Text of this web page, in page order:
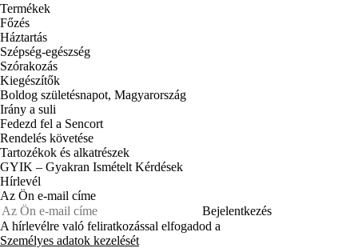
Termékek
Főzés
Háztartás
Szépség-egészség
Szórakozás
Kiegészítők
Boldog születésnapot, Magyarország
Irány a suli
Fedezd fel a Sencort
Rendelés követése
Tartozékok és alkatrészek
GYIK – Gyakran Ismételt Kérdések
Hírlevél
Az Ön e-mail címe
Bejelentkezés
A hírlevélre való feliratkozással elfogadod a
Személyes adatok kezelését